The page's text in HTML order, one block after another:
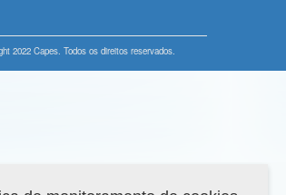
2022 Capes. Todos os direitos reservados.